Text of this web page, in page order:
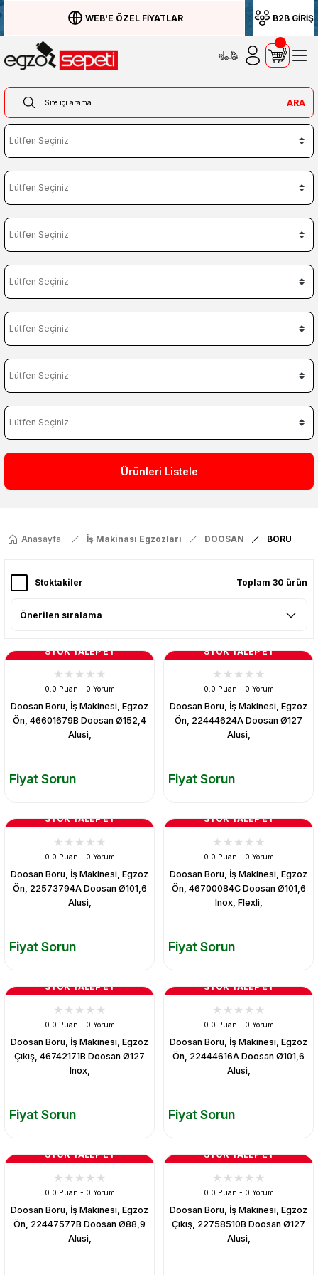
WEB'E ÖZEL FİYATLAR B2B GİRİŞ
ARA
Ürünleri Listele
Anasayfa İş Makinası Egzozları DOOSAN BORU
Stoktakiler Toplam 30 ürün
STOK TALEP ET
0.0 Puan - 0 Yorum
Doosan Boru, İş Makinesi, Egzoz
Ön, 46601679B Doosan Ø152,4
Alusi,
Fiyat Sorun
STOK TALEP ET
0.0 Puan - 0 Yorum
Doosan Boru, İş Makinesi, Egzoz
Ön, 22444624A Doosan Ø127
Alusi,
Fiyat Sorun
STOK TALEP ET
0.0 Puan - 0 Yorum
Doosan Boru, İş Makinesi, Egzoz
Ön, 22573794A Doosan Ø101,6
Alusi,
Fiyat Sorun
STOK TALEP ET
0.0 Puan - 0 Yorum
Doosan Boru, İş Makinesi, Egzoz
Ön, 46700084C Doosan Ø101,6
Inox, Flexli,
Fiyat Sorun
STOK TALEP ET
0.0 Puan - 0 Yorum
Doosan Boru, İş Makinesi, Egzoz
Çıkış, 46742171B Doosan Ø127
Inox,
Fiyat Sorun
STOK TALEP ET
0.0 Puan - 0 Yorum
Doosan Boru, İş Makinesi, Egzoz
Ön, 22444616A Doosan Ø101,6
Alusi,
Fiyat Sorun
STOK TALEP ET
0.0 Puan - 0 Yorum
Doosan Boru, İş Makinesi, Egzoz
Ön, 22447577B Doosan Ø88,9
Alusi,
STOK TALEP ET
0.0 Puan - 0 Yorum
Doosan Boru, İş Makinesi, Egzoz
Çıkış, 22758510B Doosan Ø127
Alusi,